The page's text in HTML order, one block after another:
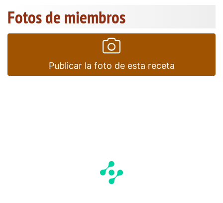
Fotos de miembros
Publicar la foto de esta receta